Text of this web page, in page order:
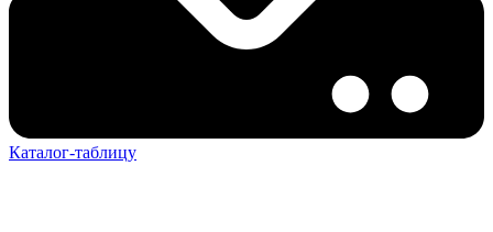
Каталог-таблицу